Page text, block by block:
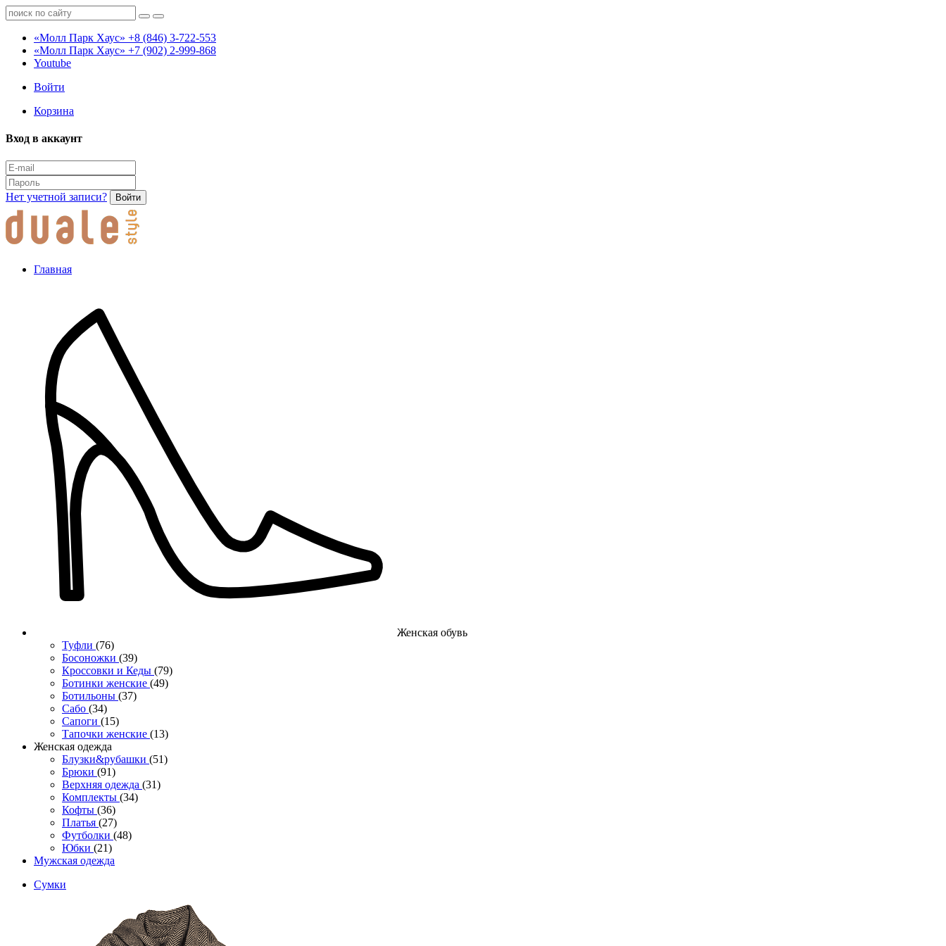
«Молл Парк Хаус» +8 (846) 3-722-553
«Молл Парк Хаус» +7 (902) 2-999-868
Youtube
Войти
Корзина
Вход в аккаунт
Нет учетной записи? Войти
Главная
Женcкая обувь
Туфли (76)
Босоножки (39)
Кроссовки и Кеды (79)
Ботинки женские (49)
Ботильоны (37)
Сабо (34)
Сапоги (15)
Тапочки женские (13)
Женская одежда
Блузки&рубашки (51)
Брюки (91)
Верхняя одежда (31)
Комплекты (34)
Кофты (36)
Платья (27)
Футболки (48)
Юбки (21)
Мужская одежда
Сумки